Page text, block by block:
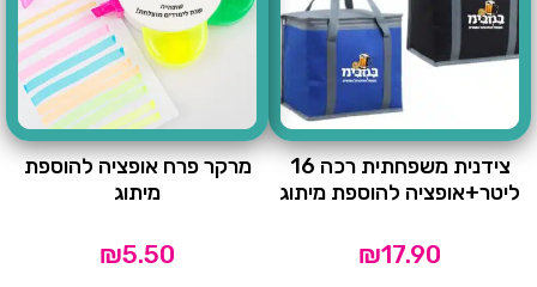
צידנית משפחתית רכה 16
ליטר+אופציה להוספת מיתוג
₪17.90
מרקר פרח אופציה להוספת
מיתוג
₪5.50